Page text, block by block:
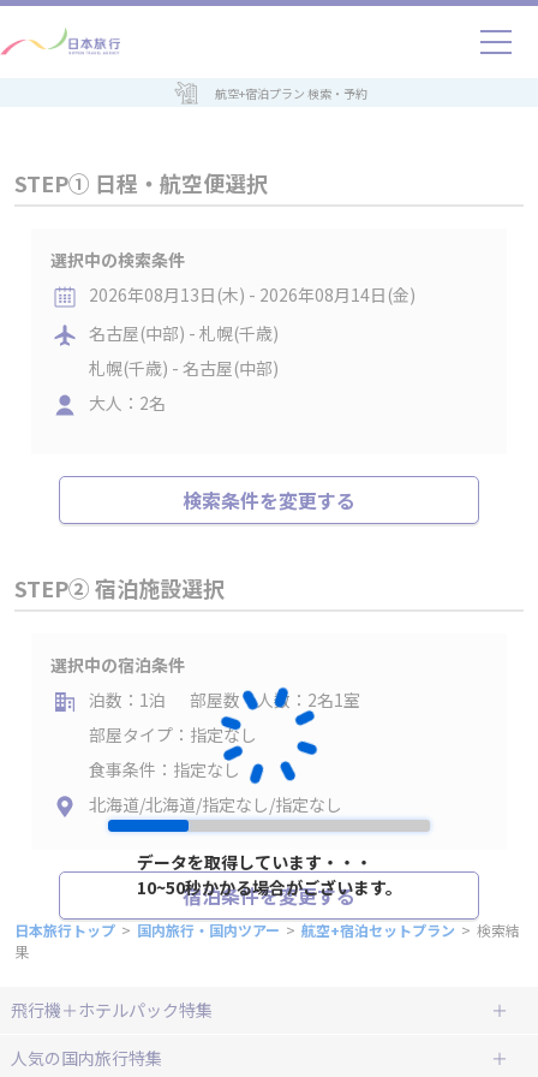
航空+宿泊プラン 検索・予約
データを取得しています・・・
10~50秒かかる場合がございます。
STEP① 日程・航空便選択
選択中の検索条件
2026年08月13日(木) - 2026年08月14日(金)
名古屋(中部) - 札幌(千歳)
札幌(千歳) - 名古屋(中部)
大人：2名
検索条件を変更する
STEP② 宿泊施設選択
選択中の宿泊条件
泊数：1泊
部屋数・人数：2名1室
部屋タイプ：指定なし
食事条件：指定なし
北海道/北海道/指定なし/指定なし
宿泊条件を変更する
日本旅行トップ > 国内旅行・国内ツアー > 航空+宿泊セットプラン > 検索結
果
飛行機＋ホテルパック特集
赤い風船ダイナミックパッケージ
ＪＡＬで行く飛行機+ホテルパック
人気の国内旅行特集